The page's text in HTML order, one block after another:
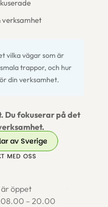
verksamhet
vilka vägar som är
trappor, och hur
din verksamhet.
Du fokuserar på det
av Sverige
MED OSS
öppet
08.00 – 20.00